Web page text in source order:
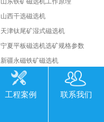
山西干选磁选机
天津钛尾矿湿式磁选机
宁夏平板磁选机选矿规格参数
新疆永磁铁矿磁选机
西藏筒式磁选机永磁体磁系设计
江苏河沙磁选机工作原理
工程案例 联系我们